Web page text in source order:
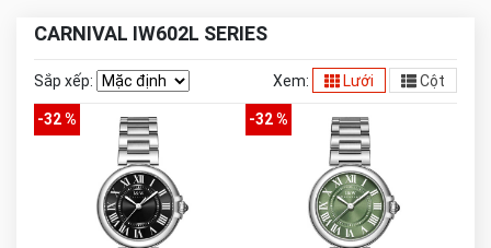
CARNIVAL IW602L SERIES
Sắp xếp: Xem: Lưới Cột
-32 % -32 %